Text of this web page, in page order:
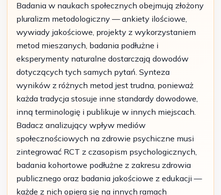
Badania w naukach społecznych obejmują złożony
pluralizm metodologiczny — ankiety ilościowe,
wywiady jakościowe, projekty z wykorzystaniem
metod mieszanych, badania podłużne i
eksperymenty naturalne dostarczają dowodów
dotyczących tych samych pytań. Synteza
wyników z różnych metod jest trudna, ponieważ
każda tradycja stosuje inne standardy dowodowe,
inną terminologię i publikuje w innych miejscach.
Badacz analizujący wpływ mediów
społecznościowych na zdrowie psychiczne musi
zintegrować RCT z czasopism psychologicznych,
badania kohortowe podłużne z zakresu zdrowia
publicznego oraz badania jakościowe z edukacji —
każde z nich opiera się na innych ramach